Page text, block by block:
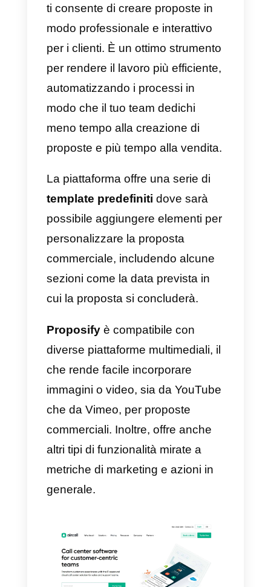
principali applicazionidi
messaggistica in un’unica
Messenger, per la gestione
conversazioniinterne ed
del tuoteam di vendita o
supporto.
L’applicazione permette di
collegare alla piattaforma
l’account aziendale di
Messenger, Telegram e
con pochi click, iniziando subito a
invitando altri membri del team a
collaborare all’interno dello
account.
Lo strumento permette di gestire
l’accountWhatsApp e altri
networkda più computer
superando i limiti
nativa (in questo caso
WhatsApp). La piattaforma